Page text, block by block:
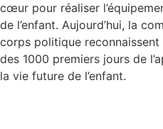
cœur pour réaliser
de l’enfant. Aujourd’hui, la
corps politique
des 1000 premiers jours de
la vie future de l’enfant.